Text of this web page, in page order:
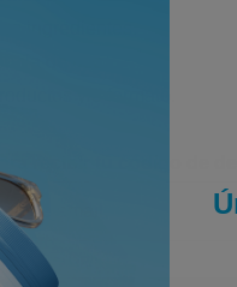
recibir tu código de